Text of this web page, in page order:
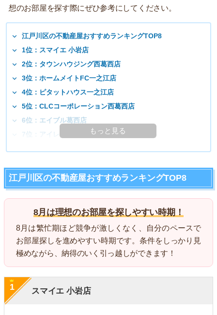
想のお部屋を探す際にぜひ参考にしてください。
江戸川区の不動産屋おすすめランキングTOP8
1位：スマイエ 小岩店
2位：タウンハウジング西葛西店
3位：ホームメイトFC一之江店
4位：ピタットハウス一之江店
5位：CLCコーポレーション西葛西店
6位：エイブル葛西店
7位：アイレントホーム 小岩店
もっと見る
江戸川区の不動産屋おすすめランキングTOP8
8月は理想のお部屋を探しやすい時期！
8月は繁忙期ほど競争が激しくなく、自分のペースで
お部屋探しを進めやすい時期です。条件をしっかり見
極めながら、納得のいく引っ越しができます！
スマイエ 小岩店
1